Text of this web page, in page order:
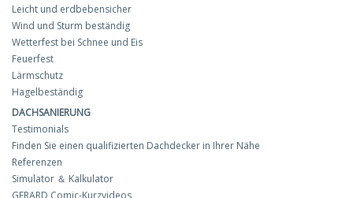
Leicht und erdbebensicher
Wind und Sturm beständig
Wetterfest bei Schnee und Eis
Feuerfest
Lärmschutz
Hagelbeständig
DACHSANIERUNG
Testimonials
Finden Sie einen qualifizierten Dachdecker in Ihrer Nähe
Referenzen
Simulator ＆ Kalkulator
GERARD Comic-Kurzvideos